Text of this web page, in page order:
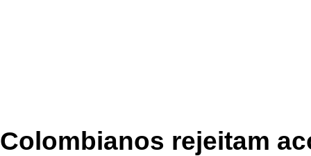
Colombianos rejeitam